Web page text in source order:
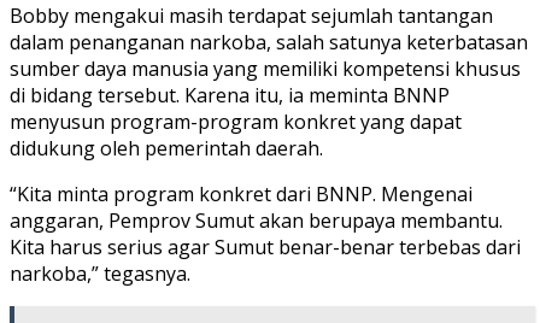
Bobby mengakui masih terdapat sejumlah tantangan
dalam penanganan narkoba, salah satunya keterbatasan
sumber daya manusia yang memiliki kompetensi khusus
di bidang tersebut. Karena itu, ia meminta BNNP
menyusun program-program konkret yang dapat
didukung oleh pemerintah daerah.
“Kita minta program konkret dari BNNP. Mengenai
anggaran, Pemprov Sumut akan berupaya membantu.
Kita harus serius agar Sumut benar-benar terbebas dari
narkoba,” tegasnya.